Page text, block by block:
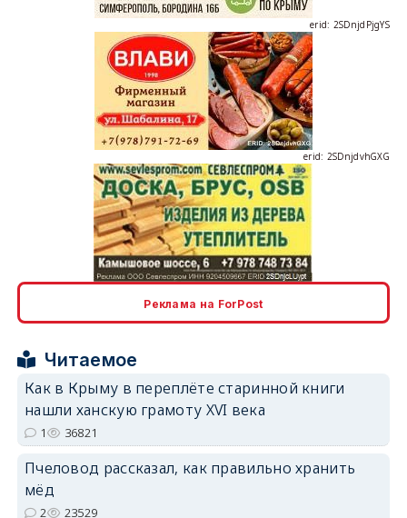
erid: 2SDnjdPjgYS
erid: 2SDnjdvhGXG
erid: 2SDnjcLUypt
Реклама на ForPost
Читаемое
Как в Крыму в переплёте старинной книги
нашли ханскую грамоту XVI века
1 36821
Пчеловод рассказал, как правильно хранить
мёд
2 23529